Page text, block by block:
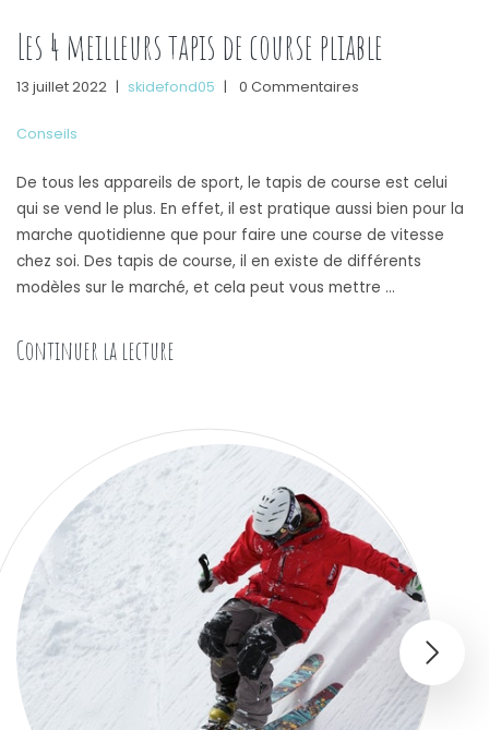
Les 4 meilleurs tapis de course pliable
13 juillet 2022 skidefond05 0 Commentaires
Conseils
De tous les appareils de sport, le tapis de course est celui
qui se vend le plus. En effet, il est pratique aussi bien pour la
marche quotidienne que pour faire une course de vitesse
chez soi. Des tapis de course, il en existe de différents
modèles sur le marché, et cela peut vous mettre …
Continuer la lecture